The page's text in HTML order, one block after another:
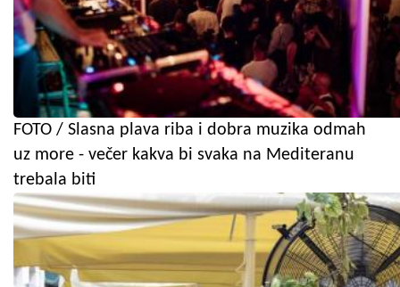
FOTO / Slasna plava riba i dobra muzika odmah
uz more - večer kakva bi svaka na Mediteranu
trebala biti